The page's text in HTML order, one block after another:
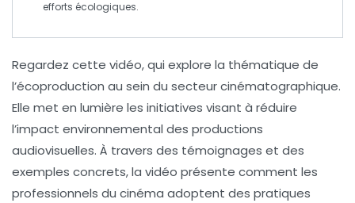
efforts écologiques.
Regardez cette vidéo, qui explore la thématique de
l’écoproduction au sein du secteur cinématographique.
Elle met en lumière les initiatives visant à réduire
l’impact environnemental des productions
audiovisuelles. À travers des témoignages et des
exemples concrets, la vidéo présente comment les
professionnels du cinéma adoptent des pratiques